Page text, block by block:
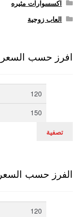
اكسسوارات مثيره
العاب زوجية
افرز حسب السعر
أدنى
تصفية
الفرز حسب السعر
أدنى